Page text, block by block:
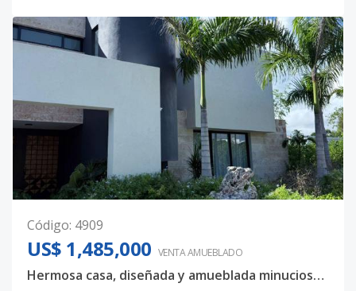
Código: 4909
US$ 1,485,000 VENTA AMUEBLADO
Hermosa casa, diseñada y amueblada minuciosamente